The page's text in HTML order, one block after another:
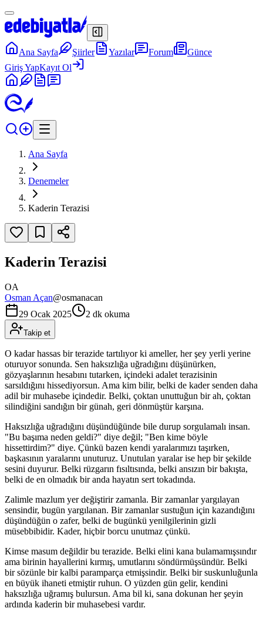
Ana Sayfa Şiirler Yazılar Forum
Günce
Giriş YapKayıt Ol
Ana Sayfa
Denemeler
Kaderin Terazisi
Kaderin Terazisi
OA
Osman Açan@osmanacan
29 Ocak 2025
2 dk okuma
Takip et
O kadar hassas bir terazide tartılıyor ki ameller, her şey yerli yerine
oturuyor sonunda. Sen haksızlığa uğradığını düşünürken,
gözyaşlarının hesabını tutarken, içindeki adalet terazisinin
sarsıldığını hissediyorsun. Ama kim bilir, belki de kader senden daha
adil bir muhasebe içindedir. Belki, çoktan unuttuğun bir ah, çoktan
silindiğini sandığın bir günah, geri dönmüştür karşına.
Haksızlığa uğradığını düşündüğünde bile durup sorgulamalı insan.
"Bu başıma neden geldi?" diye değil; "Ben kime böyle
hissettirdim?" diye. Çünkü bazen kendi yaralarımızı taşırken,
başkasının yaralarını unuturuz. Unutulan yaralar ise hep bir şekilde
sesini duyurur. Belki rüzgarın fısıltısında, belki ansızın bir bakışta,
belki de en olmadık bir anda hayatın sert tokadında.
Zalimle mazlum yer değiştirir zamanla. Bir zamanlar yargılayan
sensindir, bugün yargılanan. Bir zamanlar sustuğun için kazandığını
düşündüğün o zafer, belki de bugünkü yenilgilerinin gizli
müsebbibidir. Kader, hiçbir borcu unutmaz çünkü.
Kimse masum değildir bu terazide. Belki elini kana bulamamışsındır
ama birinin hayallerini kırmış, umutlarını söndürmüşsündür. Belki
bir sözünle bir kalbi paramparça etmişsindir. Belki bir suskunluğunla
en büyük ihaneti etmiştir ruhun. O yüzden gün gelir, kendini
haksızlığa uğramış bulursun. Ama bil ki, sana dokunan her şeyin
ardında kaderin bir muhasebesi vardır.